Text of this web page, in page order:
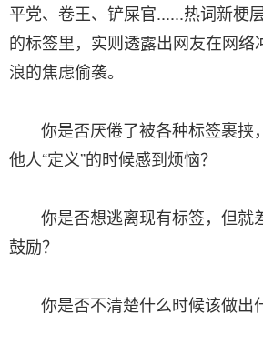
平党、卷王、铲屎官......热词新梗
的标签里，实则透露出网友在网络
浪的焦虑偷袭。
你是否厌倦了被各种标签裹挟
他人“定义”的时候感到烦恼？
你是否想逃离现有标签，但就
鼓励？
你是否不清楚什么时候该做出